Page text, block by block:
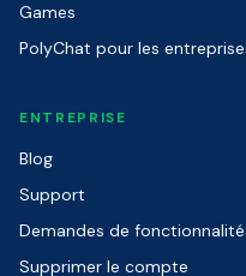
Games
PolyChat pour les
ENTREPRISE
Blog
Support
Demandes de
Supprimer le compte